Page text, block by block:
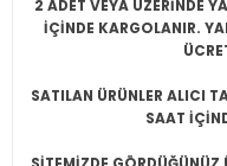
2 ADET VEYA ÜZERİNDE
İÇİNDE KARGOLANIR.
SATILAN ÜRÜNLER ALICI
SAAT